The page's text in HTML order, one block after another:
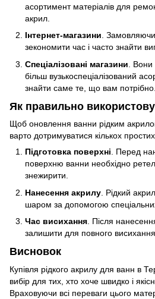
асортимент матеріалів для
акрил.
Інтернет-магазини.
зекономити час і часто знайти
Спеціалізовані магазини .
більш вузькоспеціалізований
знайти саме те, що вам потрібно.
Як правильно
Щоб оновлення ванни рідким
варто дотримуватися кількох
Підготовка поверхні. Перед
поверхню ванни необхідно
знежирити.
Нанесення акрилу . Рідкий
шаром за допомогою спеціальних
Час висихання . Після
залишити для повного висихання
Висновок
Купівля рідкого акрилу для ванн в
вибір для тих, хто хоче швидко і
Враховуючи всі переваги цього